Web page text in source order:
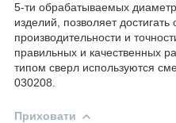
5-ти обрабатываемых
изделий, позволяет достигать
производительности и
правильных и качественных
типом сверл используются
030208.
Приховати